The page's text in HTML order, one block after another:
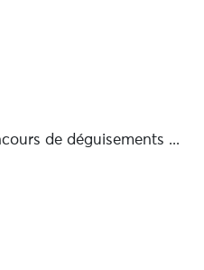
de déguisements ...